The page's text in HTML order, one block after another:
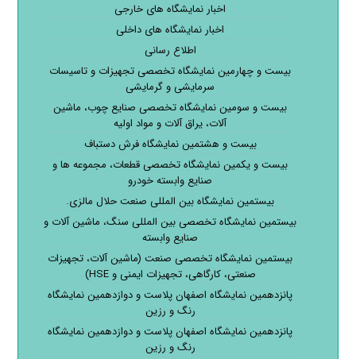
اخبار نمایشگاه های خارجی
اخبار نمایشگاه های داخلی
اطلاع رسانی
بیست و چهارمین نمایشگاه تخصصی تجهیزات و تاسیسات
سرمایشی و گرمایشی
بیست و سومین نمایشگاه تخصصی صنایع چوب، ماشین
آلات، یراق آلات و مواد اولیه
بیست و هشتمین نمایشگاه فرش دستباف
بیست و یکمین نمایشگاه تخصصی قطعات، مجموعه ها و
صنایع وابسته خودرو
بیستمین نمایشگاه بین المللی صنعت حلال مالزی.
بیستمین نمایشگاه تخصصی بین المللی سنگ، ماشین آلات و
صنایع وابسته
بیستمین نمایشگاه تخصصی صنعت (ماشین آلات، تجهیزات
صنعتی، کارگاهی، تجهیزات ایمنی و HSE)
پانزدهمین نمایشگاه اصفهان پلاست و دوازدهمین نمایشگاه
رنگ و رزین
پانزدهمین نمایشگاه اصفهان پلاست و دوازدهمین نمایشگاه
رنگ و رزین